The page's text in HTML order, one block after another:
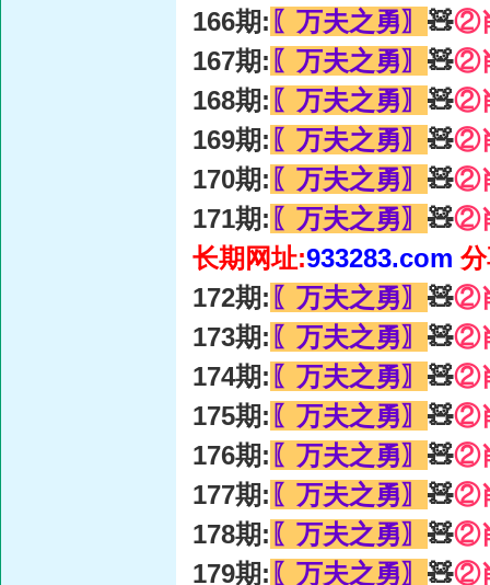
166期: 〖万夫之勇〗 🧸②
167期: 〖万夫之勇〗 🧸②
168期: 〖万夫之勇〗 🧸②
169期: 〖万夫之勇〗 🧸②
170期: 〖万夫之勇〗 🧸②
171期: 〖万夫之勇〗 🧸②
长期网址:933283.com
172期: 〖万夫之勇〗 🧸②
173期: 〖万夫之勇〗 🧸②
174期: 〖万夫之勇〗 🧸②
175期: 〖万夫之勇〗 🧸②
176期: 〖万夫之勇〗 🧸②
177期: 〖万夫之勇〗 🧸②
178期: 〖万夫之勇〗 🧸②
179期: 〖万夫之勇〗 🧸②